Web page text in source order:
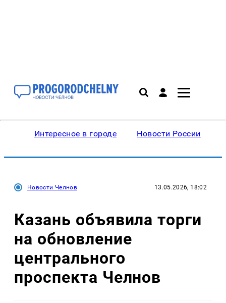
Интересное в городе Новости России
Новости Челнов 13.05.2026, 18:02
Казань объявила торги
на обновление
центрального
проспекта Челнов